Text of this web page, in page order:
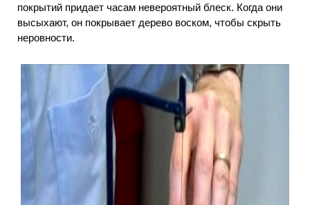
покрытий придает часам невероятный блеск. Когда они
высыхают, он покрывает дерево воском, чтобы скрыть
неровности.